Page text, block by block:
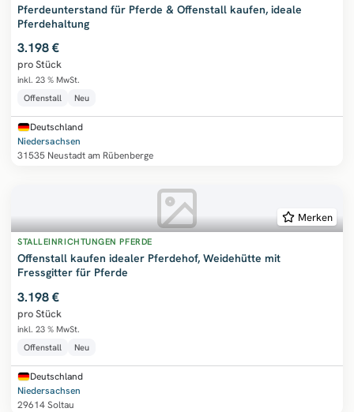
Pferdeunterstand für Pferde & Offenstall kaufen, ideale
Pferdehaltung
3.198 €
pro Stück
inkl. 23 % MwSt.
Offenstall
Neu
Deutschland
Niedersachsen
31535 Neustadt am Rübenberge
Merken
STALLEINRICHTUNGEN PFERDE
Offenstall kaufen idealer Pferdehof, Weidehütte mit
Fressgitter für Pferde
3.198 €
pro Stück
inkl. 23 % MwSt.
Offenstall
Neu
Deutschland
Niedersachsen
29614 Soltau